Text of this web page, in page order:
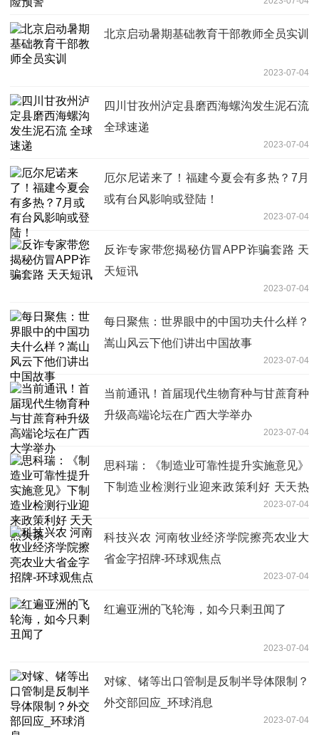
北京启动暑期基础教育干部教师全员实训
2023-07-04
四川甘孜州泸定县磨西海螺沟发生泥石流
全球速递
2023-07-04
厄尔尼诺来了！福建今夏会有多热？7月
或有台风影响或登陆！
2023-07-04
反诈专家带您揭秘仿冒APP诈骗套路 天
天短讯
2023-07-04
每日聚焦：世界眼中的中国功夫什么样？
嵩山风云下他们讲出中国故事
2023-07-04
当前通讯！首届现代生物育种与甘蔗育种
升级高端论坛在广西大学举办
2023-07-04
思科瑞：《制造业可靠性提升实施意见》
下制造业检测行业迎来政策利好 天天热
2023-07-04
科技兴农 河南牧业经济学院擦亮农业大
省金字招牌-环球观焦点
2023-07-04
红遍亚洲的飞轮海，如今只剩丑闻了
2023-07-04
对镓、锗等出口管制是反制半导体限制？
外交部回应_环球消息
2023-07-04